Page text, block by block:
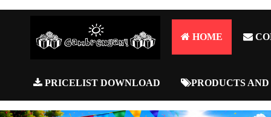
HOME
PRICELIST DOWNLOAD PRODUCTS